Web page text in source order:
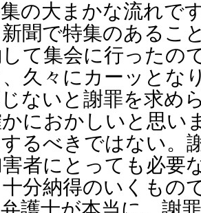
の大まかな流れで
聞で特集のあるこ
て集会に行ったの
久々にカーッとな
ないと謝罪を求め
におかしいと思い
るべきではない。
者にとっても必要
分納得のいくもの